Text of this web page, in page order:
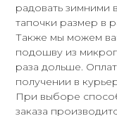
радовать зимними
тапочки размер в
Также мы можем
подошву из
раза дольше.
получении в
При выборе
заказа